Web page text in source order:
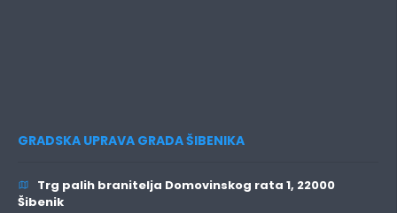
GRADSKA UPRAVA GRADA ŠIBENIKA
Trg palih branitelja Domovinskog rata 1, 22000
Šibenik